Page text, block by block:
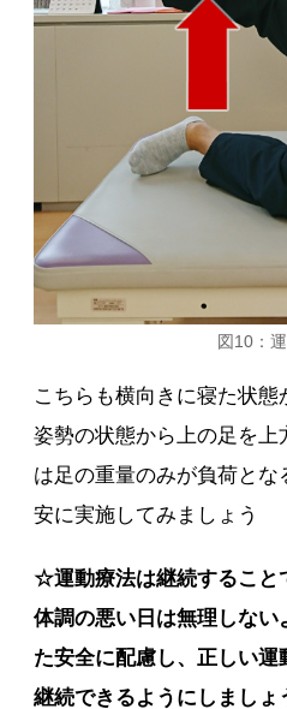
図10：
こちらも横向きに寝た状
姿勢の状態から上の足を
は足の重量のみが負荷とな
安に実施してみましょう
☆運動療法は継続すること
体調の悪い日は無理しない
た安全に配慮し、正しい
継続できるようにしましょ